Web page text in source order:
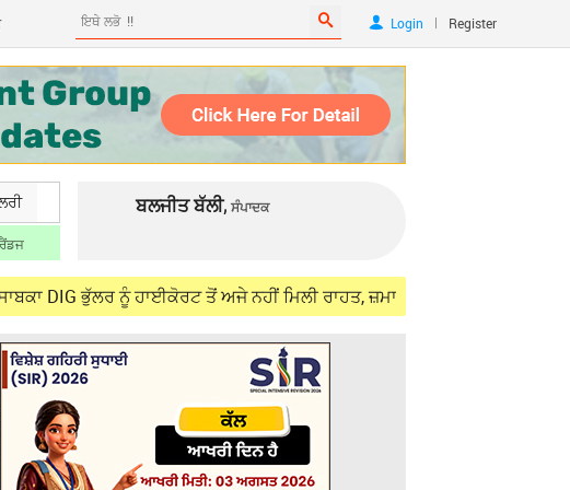
Login | Register
ਬਲਜੀਤ ਬੱਲੀ, ਸੰਪਾਦਕ
ਭੁੱਲਰ ਨੂੰ ਹਾਈਕੋਰਟ ਤੋਂ ਅਜੇ ਨਹੀਂ ਮਿਲੀ ਰਾਹਤ, ਜ਼ਮਾਨਤ ਪਟੀਸ਼ਨ 'ਤੇ ਫ਼ੈਸਲਾ ਰਿਜ਼ਰਵ